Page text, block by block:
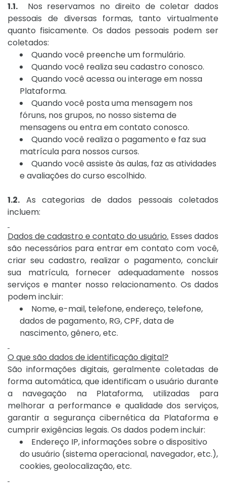
1.1. Nos reservamos no direito de coletar dados
pessoais de diversas formas, tanto virtualmente
quanto fisicamente. Os dados pessoais podem ser
coletados:
Quando você preenche um formulário.
Quando você realiza seu cadastro conosco.
Quando você acessa ou interage em nossa
Plataforma.
Quando você posta uma mensagem nos
fóruns, nos grupos, no nosso sistema de
mensagens ou entra em contato conosco.
Quando você realiza o pagamento e faz sua
matrícula para nossos cursos.
Quando você assiste às aulas, faz as atividades
e avaliações do curso escolhido.
1.2. As categorias de dados pessoais coletados
incluem:
Dados de cadastro e contato do usuário. Esses dados
são necessários para entrar em contato com você,
criar seu cadastro, realizar o pagamento, concluir
sua matrícula, fornecer adequadamente nossos
serviços e manter nosso relacionamento. Os dados
podem incluir:
Nome, e-mail, telefone, endereço, telefone,
dados de pagamento, RG, CPF, data de
nascimento, gênero, etc.
O que são dados de identificação digital?
São informações digitais, geralmente coletadas de
forma automática, que identificam o usuário durante
a navegação na Plataforma, utilizadas para
melhorar a performance e qualidade dos serviços,
garantir a segurança cibernética da Plataforma e
cumprir exigências legais. Os dados podem incluir:
Endereço IP, informações sobre o dispositivo
do usuário (sistema operacional, navegador, etc.),
cookies, geolocalização, etc.